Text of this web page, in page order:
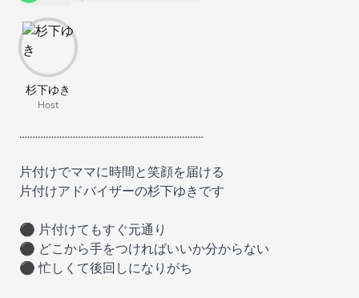
杉下ゆき
Host
……………………………………………………………
片付けでママに時間と笑顔を届ける
片付けアドバイザーの杉下ゆきです
⚫︎ 片付けてもすぐ元通り
⚫︎ どこから手をつければいいか分からない
⚫︎ 忙しくて後回しになりがち